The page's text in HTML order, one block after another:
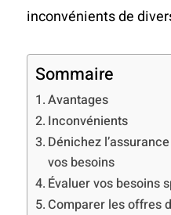
inconvénients de
Sommaire
Avantages
Inconvénients
Dénichez
vos besoins
Évaluer vos besoins
Comparer les offres